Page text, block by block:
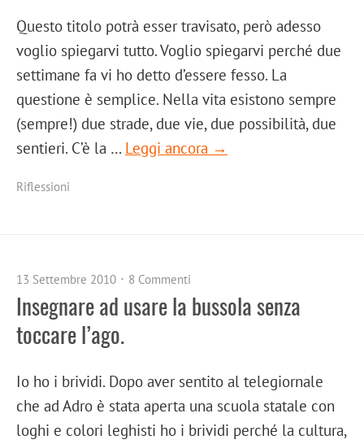
Questo titolo potrà esser travisato, però adesso
voglio spiegarvi tutto. Voglio spiegarvi perché due
settimane fa vi ho detto d’essere fesso. La
questione è semplice. Nella vita esistono sempre
(sempre!) due strade, due vie, due possibilità, due
sentieri. C’è la … Leggi ancora →
Riflessioni
13 Settembre 2010 8 Commenti
Insegnare ad usare la bussola senza
toccare l’ago.
Io ho i brividi. Dopo aver sentito al telegiornale
che ad Adro è stata aperta una scuola statale con
loghi e colori leghisti ho i brividi perché la cultura,